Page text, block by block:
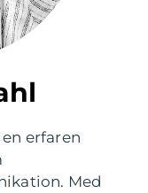
erfaren
Med